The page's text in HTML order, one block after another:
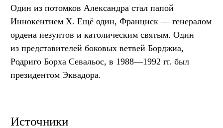
Один из потомков Александра стал папой
Иннокентием X. Ещё один, Франциск — генералом
ордена иезуитов и католическим святым. Один
из представителей боковых ветвей Борджиа,
Родриго Борха Севальос, в 1988—1992 гг. был
президентом Эквадора.
Источники